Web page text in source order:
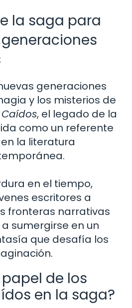
la saga para
generaciones
y los misterios de
, el legado de la
como un referente
la literatura
en el tiempo,
escritores a
fronteras narrativas
sumergirse en un
que desafía los
de los
en la saga?